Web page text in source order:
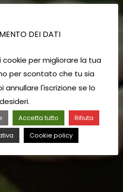
DEI DATI
per migliorare la tua
per scontato che tu sia
annullare l'iscrizione se lo
desideri.
Accetta tutto
Rifiuta
Cookie policy